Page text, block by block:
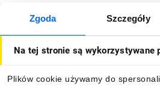
Zgoda Szczegóły
Na tej stronie są wykorzystywane
Plików cookie używamy do
O firmie